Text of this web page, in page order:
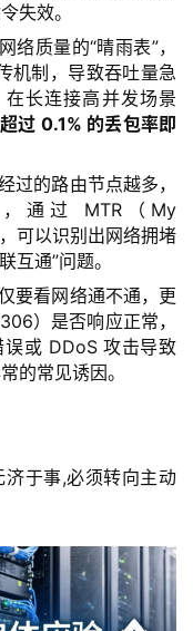
失效。
络质量的“晴雨表”，
机制，导致吞吐量急
长连接高并发场景
超过 0.1% 的丢包率即
过的路由节点越多，
通过 MTR（My
可以识别出网络拥堵
互通”问题。
要看网络通不通，更
）是否响应正常，
或 DDoS 攻击导致
的常见诱因。
于事,必须转向主动